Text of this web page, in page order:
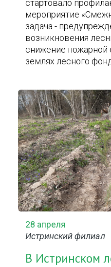
стартовало
мероприятие
задача -
возникновения
снижение пожарной
землях лесного
28 апреля
Истринский филиал
В Истринском